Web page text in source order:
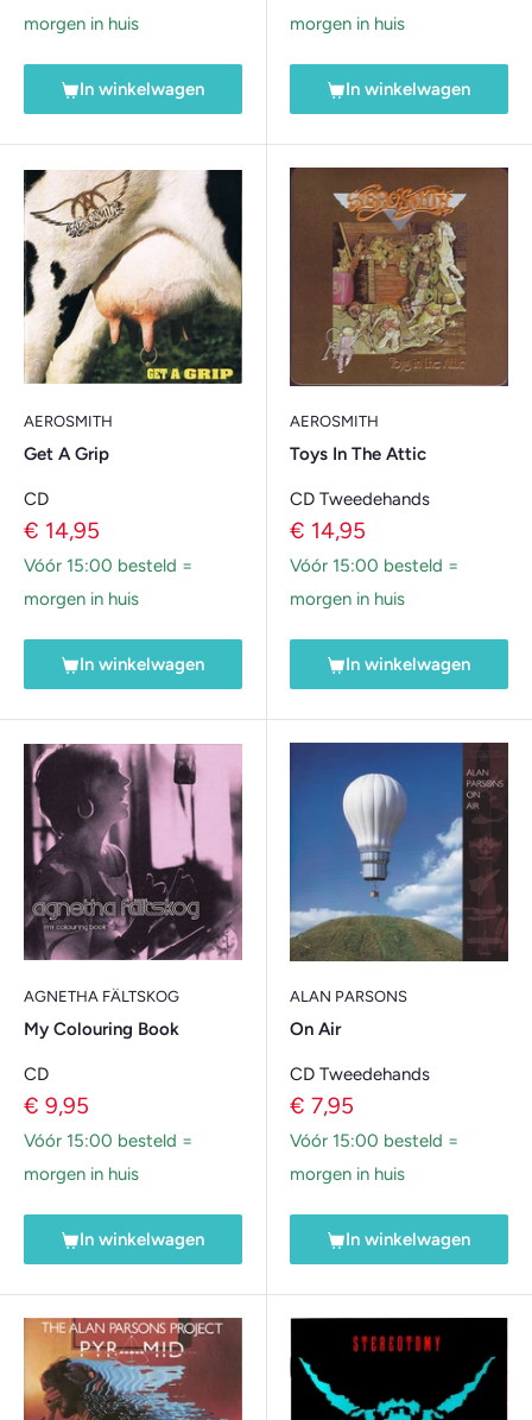
morgen in huis
In winkelwagen
morgen in huis
In winkelwagen
AEROSMITH
Get A Grip
CD
Verkoopprijs
€ 14,95
Vóór 15:00 besteld =
morgen in huis
In winkelwagen
AEROSMITH
Toys In The Attic
CD Tweedehands
Verkoopprijs
€ 14,95
Vóór 15:00 besteld =
morgen in huis
In winkelwagen
AGNETHA FÄLTSKOG
My Colouring Book
CD
Verkoopprijs
€ 9,95
Vóór 15:00 besteld =
morgen in huis
In winkelwagen
ALAN PARSONS
On Air
CD Tweedehands
Verkoopprijs
€ 7,95
Vóór 15:00 besteld =
morgen in huis
In winkelwagen